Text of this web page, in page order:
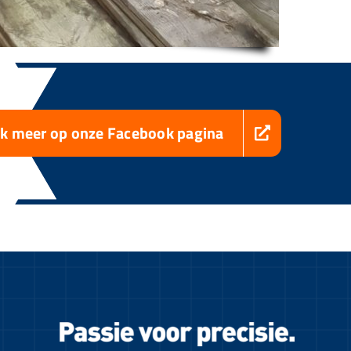
meer op onze Facebook pagina